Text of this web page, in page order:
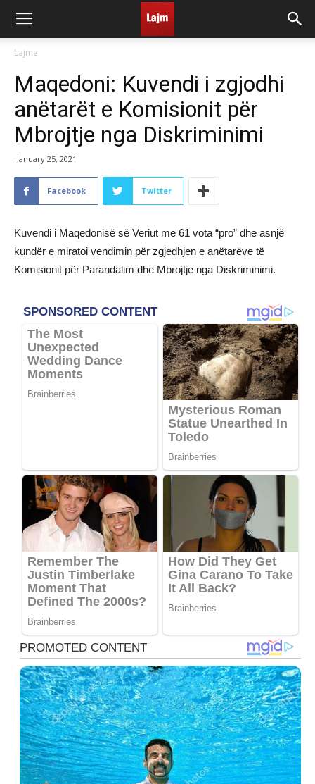
Lajme
Maqedoni: Kuvendi i zgjodhi
anëtarët e Komisionit për
Mbrojtje nga Diskriminimi
January 25, 2021
Facebook Twitter
Kuvendi i Maqedonisë së Veriut me 61 vota “pro” dhe asnjë
kundër e miratoi vendimin për zgjedhjen e anëtarëve të
Komisionit për Parandalim dhe Mbrojtje nga Diskriminimi.